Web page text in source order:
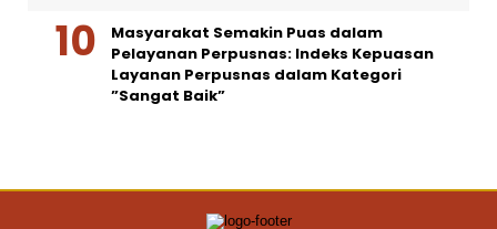
Masyarakat Semakin Puas dalam
Pelayanan Perpusnas: Indeks Kepuasan
Layanan Perpusnas dalam Kategori
”Sangat Baik”